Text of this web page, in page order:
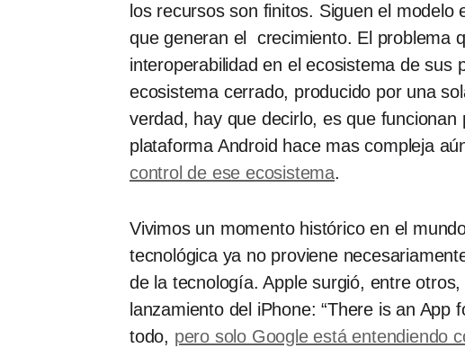
los recursos son finitos. Siguen el
que generan el crecimiento. El problema
interoperabilidad en el ecosistema de
ecosistema cerrado, producido por una
verdad, hay que decirlo, es que
plataforma Android hace mas compleja
control de ese ecosistema.
Vivimos un momento histórico en el
tecnológica ya no proviene
de la tecnología. Apple surgió, entre
lanzamiento del iPhone: “There is an
todo, pero solo Google está entendiendo